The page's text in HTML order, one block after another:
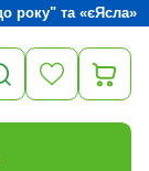
року" та «єЯсла»